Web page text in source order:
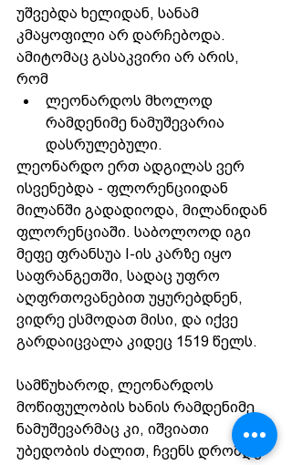
უშვებდა ხელიდან, სანამ
კმაყოფილი არ დარჩებოდა.
ამიტომაც გასაკვირი არ არის,
რომ
ლეონარდოს მხოლოდ
რამდენიმე ნამუშევარია
დასრულებული.
ლეონარდო ერთ ადგილას ვერ
ისვენებდა - ფლორენციიდან
მილანში გადადიოდა, მილანიდან
ფლორენციაში. საბოლოოდ იგი
მეფე ფრანსუა I-ის კარზე იყო
საფრანგეთში, სადაც უფრო
აღფრთოვანებით უყურებდნენ,
ვიდრე ესმოდათ მისი, და იქვე
გარდაიცვალა კიდეც 1519 წელს.
სამწუხაროდ, ლეონარდოს
მოწიფულობის ხანის რამდენიმე
ნამუშევარმაც კი, იშვიათი
უბედობის ძალით, ჩვენს დრომდე